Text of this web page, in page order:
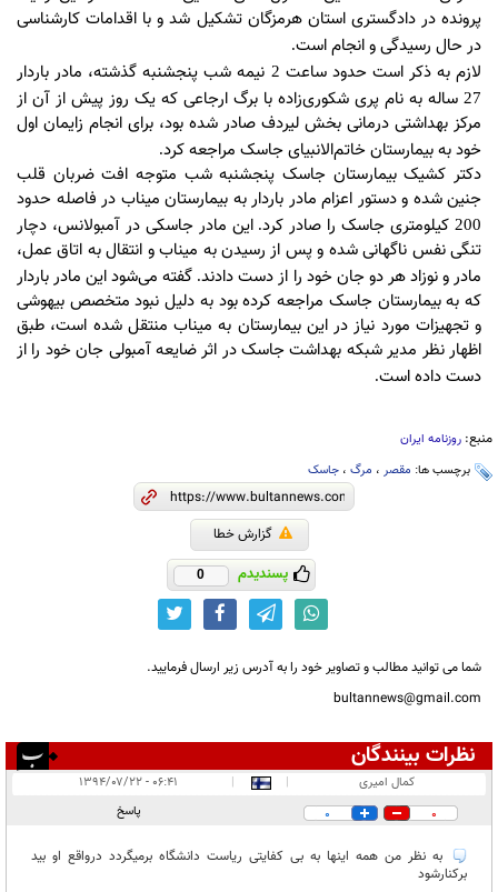
پرونده در دادگستری استان هرمزگان تشکیل شد و با اقدامات کارشناسی
در حال رسیدگی و انجام است.
لازم به ذکر است حدود ساعت 2 نیمه شب پنجشنبه گذشته، مادر باردار
27 ساله به نام پری شکوری‌زاده با برگ ارجاعی که یک روز پیش از آن از
مرکز بهداشتی درمانی بخش لیردف صادر شده بود، برای انجام زایمان اول
خود به بیمارستان خاتم‌الانبیای جاسک مراجعه کرد.
دکتر کشیک بیمارستان جاسک پنجشنبه شب متوجه افت ضربان قلب
جنین شده و دستور اعزام مادر باردار به بیمارستان میناب در فاصله حدود
200 کیلومتری جاسک را صادر کرد.این مادر جاسکی در آمبولانس، دچار
تنگی نفس ناگهانی شده و پس از رسیدن به میناب و انتقال به اتاق عمل،
مادر و نوزاد هر دو جان خود را از دست دادند. گفته می‌شود این مادر باردار
که به بیمارستان جاسک مراجعه کرده بود به دلیل نبود متخصص بیهوشی
و تجهیزات مورد نیاز در این بیمارستان به میناب منتقل شده است، طبق
اظهار نظر مدیر شبکه بهداشت جاسک در اثر ضایعه آمبولی جان خود را از
دست داده است.
منبع: روزنامه ایران
برچسب ها: مقصر ، مرگ ، جاسک
گزارش خطا
پسندیدم 0
شما می توانید مطالب و تصاویر خود را به آدرس زیر ارسال فرمایید.
bultannews@gmail.com
نظرات بینندگان
در انتظار بررسی:
کمال امیری |
|
۰۶:۴۱ - ۱۳۹۴/۰۷/۲۲
0
0 پاسخ
به نظر من همه اینها به بی کفایتی ریاست دانشگاه برمیگردد درواقع او بید
برکنارشود